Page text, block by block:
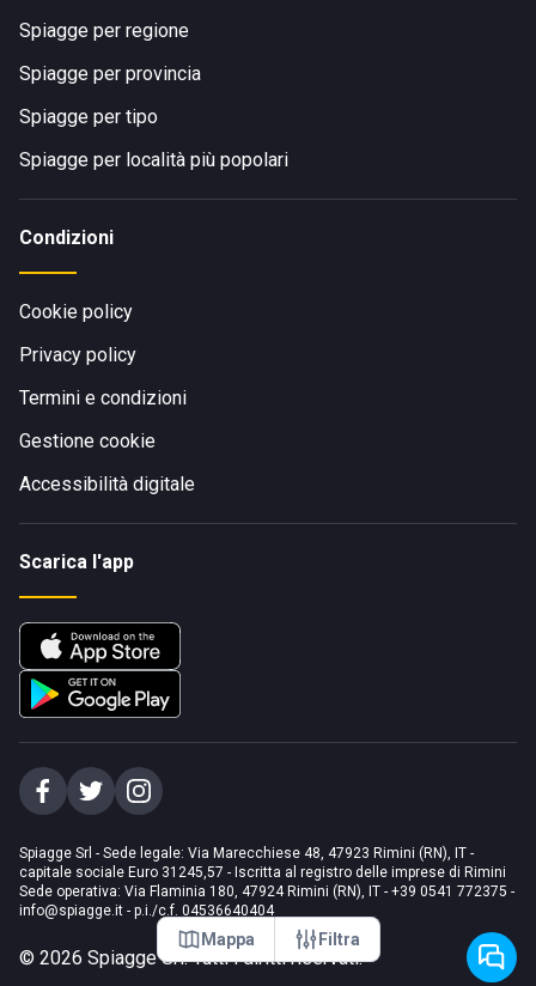
Mappa Filtra
Spiagge per regione
Spiagge per provincia
Spiagge per tipo
Spiagge per località più popolari
Condizioni
Cookie policy
Privacy policy
Termini e condizioni
Gestione cookie
Accessibilità digitale
Scarica l'app
Spiagge Srl - Sede legale: Via Marecchiese 48, 47923 Rimini (RN), IT -
capitale sociale Euro 31245,57 - Iscritta al registro delle imprese di Rimini
Sede operativa: Via Flaminia 180, 47924 Rimini (RN), IT - +39 0541 772375 -
info@spiagge.it - p.i./c.f. 04536640404
© 2026 Spiagge Srl. Tutti i diritti riservati.